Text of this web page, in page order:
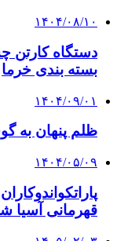
۱۴۰۴/۰۸/۱۰
دستگاه کارتن
بسته بندی خرما
۱۴۰۴/۰۹/۰۱
ظلم پنهان به
۱۴۰۴/۰۵/۰۹
قهرمانی آسیا